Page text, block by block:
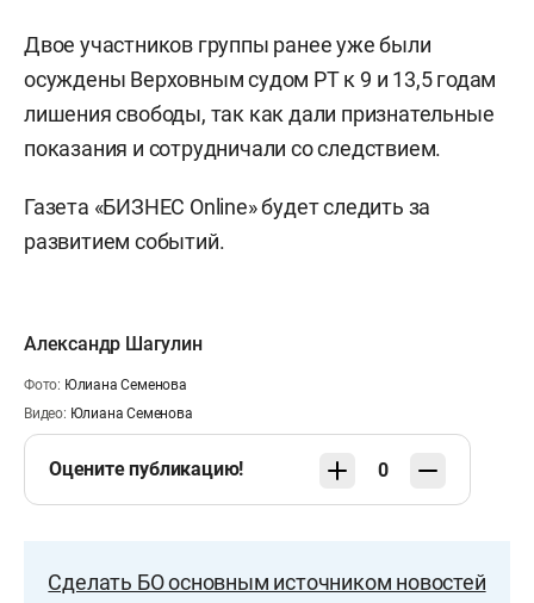
Двое участников группы ранее уже были
осуждены Верховным судом РТ к 9 и 13,5 годам
лишения свободы, так как дали признательные
показания и сотрудничали со следствием.
Газета «БИЗНЕС Online» будет следить за
развитием событий.
Александр Шагулин
Фото: Юлиана Семенова
Видео: Юлиана Семенова
Оцените публикацию! 0
Сделать БО основным источником новостей